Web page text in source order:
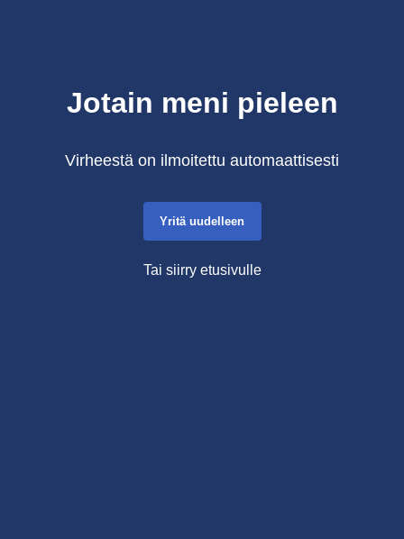
Jotain meni pieleen
Virheestä on ilmoitettu automaattisesti
Yritä uudelleen
Tai siirry etusivulle